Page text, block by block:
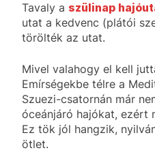
Tavaly a szülinap
utat a kedvenc (plátói
törölték az utat.
Mivel valahogy el kell
Emírségekbe télre a
Szuezi-csatornán már
óceánjáró hajókat, ezért
Ez tök jól hangzik,
ötlet.